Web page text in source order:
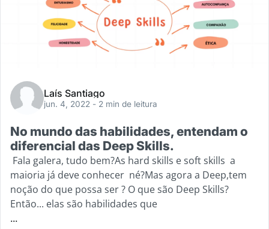
Laís Santiago
jun. 4, 2022 - 2 min de leitura
No mundo das habilidades, entendam o
diferencial das Deep Skills.
Fala galera, tudo bem?As hard skills e soft skills a
maioria já deve conhecer né?Mas agora a Deep,tem
noção do que possa ser ? O que são Deep Skills?
Então... elas são habilidades que
...